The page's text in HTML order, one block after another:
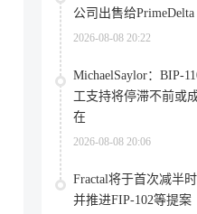
公司出售给PrimeDelta
2026-08-08 20:22
MichaelSaylor：BIP-
工支持将停滞不前或
在
2026-08-08 20:06
Fractal将于首次减半
并推进FIP-102等提案